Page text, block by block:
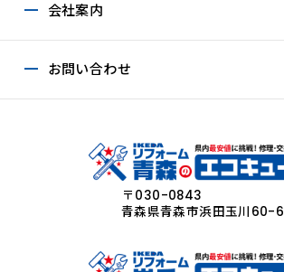
会社案内
お問い合わせ
〒030-0843
青森県青森市浜田玉川60-6